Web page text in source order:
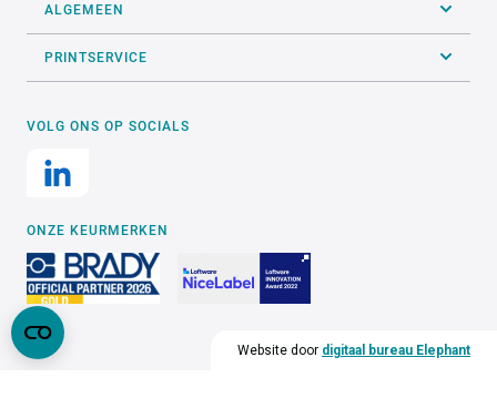
ALGEMEEN
PRINTSERVICE
VOLG ONS OP SOCIALS
ONZE KEURMERKEN
Website door digitaal bureau Elephant